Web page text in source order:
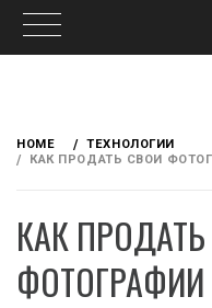
content
HOME
ТЕХНОЛОГИИ
КАК ПРОДАТЬ СВОИ
КАК
ФОТОГРАФИИ |